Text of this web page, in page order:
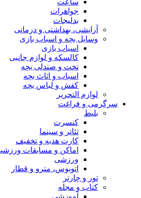
ساعت
جواهرات
بدلیجات
آرایشی، بهداشتی و درمانی
وسایل بچه و اسباب بازی
اسباب بازی
کالسکه و لوازم جانبی
تخت و صندلی بچه
اسباب و اثاث بچه
کفش و لباس بچه
لوازم التحریر
سرگرمی و فراغت
بلیط
کنسرت
تئاتر و سینما
کارت هدیه و تخفیف
اماکن و مسابقات ورزشی
ورزشی
اتوبوس، مترو و قطار
تور و چارتر
کتاب و مجله